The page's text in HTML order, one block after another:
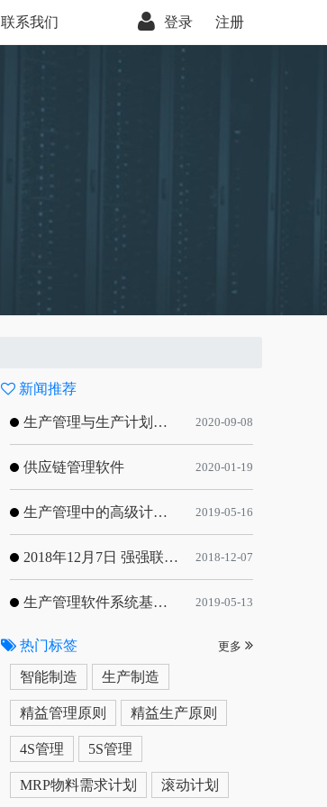
联系我们 登录 注册
新闻推荐
生产管理与生产计划的目标 2020-09-08
供应链管理软件 2020-01-19
生产管理中的高级计划与排程优化 2019-05-16
2018年12月7日 强强联手，共同推进电子器件领域APS应用典范 风华高科生产自动化工业互联网应用项目-APS项目启动会 2018-12-07
生产管理软件系统基于信息化的解决方案 2019-05-13
热门标签 更多
智能制造 生产制造
精益管理原则 精益生产原则
4S管理 5S管理
MRP物料需求计划 滚动计划